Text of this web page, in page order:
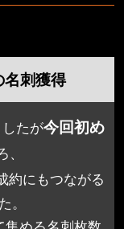
刺獲得
たが今回初め
約にもつながる
。